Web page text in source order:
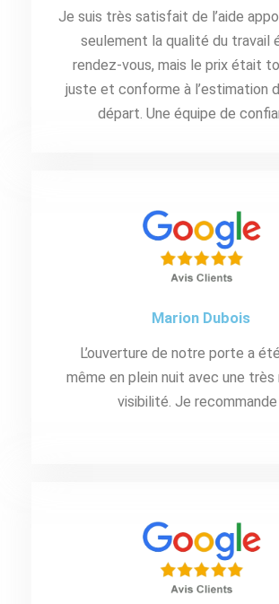
Je suis très satisfait de l’aide
seulement la qualité du travail
rendez-vous, mais le prix était
juste et conforme à l’estimation
départ. Une équipe de
Marion Dubois
L’ouverture de notre porte a
même en plein nuit avec une très
visibilité. Je recommande